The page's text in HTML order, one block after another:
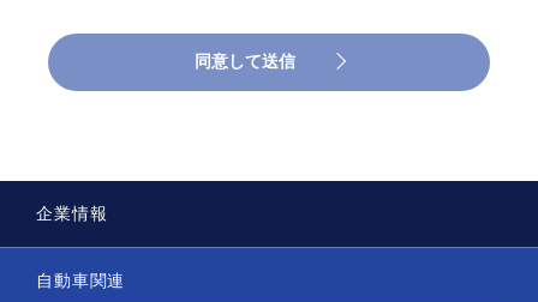
ご入力頂いた個人情報は利用目的の達成に必要な範
囲において、その取り扱いを外部に委託することが
あります。また、次のいずれかに該当する場合を除
お客様の事前の承認、同意を得た場合。
お客様及び第三者の生命、身体、財産など公共の
利益又はお客様の利益のため必要であると判断し
同意して送信
企業情報
自動車関連